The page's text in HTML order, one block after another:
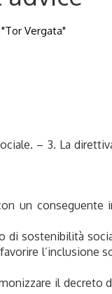
Vergata"
– 3. La
un conseguente
di sostenibilità
l’inclusione
il decreto